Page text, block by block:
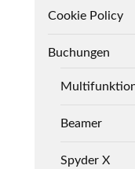
Cookie Policy
Buchungen
Beamer
Spyder X